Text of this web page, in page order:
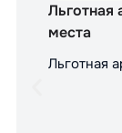
Льготная
места
Льготная